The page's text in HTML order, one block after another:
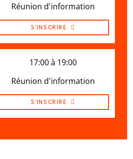
Réunion d'information
S'INSCRIRE
17:00 à 19:00
Réunion d'information
S'INSCRIRE